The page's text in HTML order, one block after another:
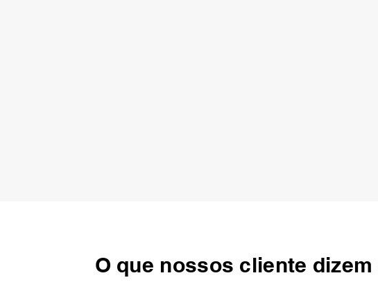
O que nossos cliente dizem